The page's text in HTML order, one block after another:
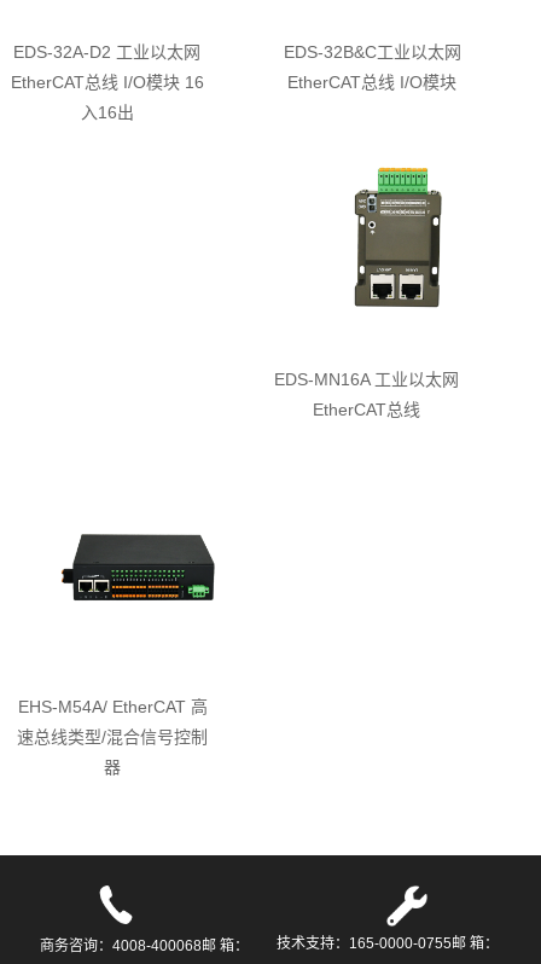
EDS-32A-D2 工业以太网
EtherCAT总线 I/O模块 16
入16出
EDS-32B&C工业以太网
EtherCAT总线 I/O模块
EDS-MN16A 工业以太网
EtherCAT总线
EHS-M54A/ EtherCAT 高
速总线类型/混合信号控制
器
商务咨询：4008-400068邮 箱： 技术支持：165-0000-0755邮 箱：